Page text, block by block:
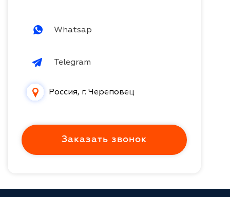
Whatsap
Telegram
Россия, г. Череповец
Заказать звонок